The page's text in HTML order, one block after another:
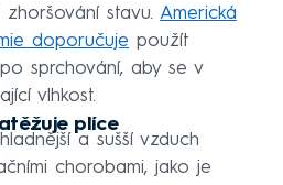
stavu. Americká
doporučuje použít
sprchování, aby se v
vlhkost.
plíce
a sušší vzduch
chorobami, jako je